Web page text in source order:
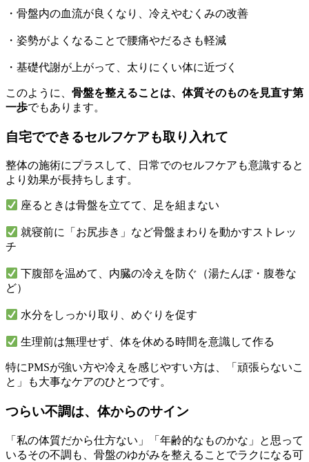
・骨盤内の血流が良くなり、冷えやむくみの改善
・姿勢がよくなることで腰痛やだるさも軽減
・基礎代謝が上がって、太りにくい体に近づく
このように、 骨盤を整えることは、体質そのものを見直す第
一歩でもあります。
自宅でできるセルフケアも取り入れて
整体の施術にプラスして、日常でのセルフケアも意識すると
より効果が長持ちします。
座るときは骨盤を立てて、足を組まない
就寝前に「お尻歩き」など骨盤まわりを動かすストレッ
チ
下腹部を温めて、内臓の冷えを防ぐ（湯たんぽ・腹巻な
ど）
水分をしっかり取り、めぐりを促す
生理前は無理せず、体を休める時間を意識して作る
特にPMSが強い方や冷えを感じやすい方は、「頑張らないこ
と」も大事なケアのひとつです。
つらい不調は、体からのサイン
「私の体質だから仕方ない」「年齢的なものかな」と思って
いるその不調も、骨盤のゆがみを整えることでラクになる可